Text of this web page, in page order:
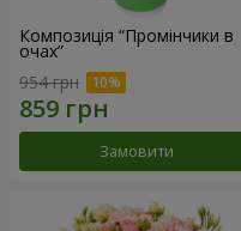
Композиція “Промінчики в
очах”
954 грн
Замовити